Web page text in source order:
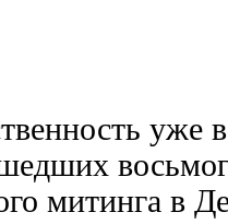
уже
митинга в